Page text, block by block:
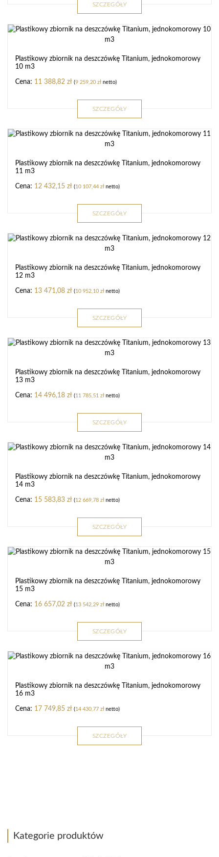
SZCZEGÓŁY
Plastikowy zbiornik na deszczówkę Titanium, jednokomorowy
10 m3
11 388,82 zł (9 259,20 złnetto)
SZCZEGÓŁY
Plastikowy zbiornik na deszczówkę Titanium, jednokomorowy
11 m3
12 432,15 zł (10 107,44 złnetto)
SZCZEGÓŁY
Plastikowy zbiornik na deszczówkę Titanium, jednokomorowy
12 m3
13 471,08 zł (10 952,10 złnetto)
SZCZEGÓŁY
Plastikowy zbiornik na deszczówkę Titanium, jednokomorowy
13 m3
14 496,18 zł (11 785,51 złnetto)
SZCZEGÓŁY
Plastikowy zbiornik na deszczówkę Titanium, jednokomorowy
14 m3
15 583,83 zł (12 669,78 złnetto)
SZCZEGÓŁY
Plastikowy zbiornik na deszczówkę Titanium, jednokomorowy
15 m3
16 657,02 zł (13 542,29 złnetto)
SZCZEGÓŁY
Plastikowy zbiornik na deszczówkę Titanium, jednokomorowy
16 m3
17 749,85 zł (14 430,77 złnetto)
SZCZEGÓŁY
Kategorie produktów